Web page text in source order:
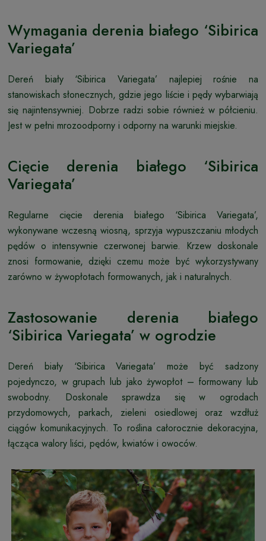
Wymagania derenia białego ‘Sibirica
Variegata’
Dereń biały ‘Sibirica Variegata’ najlepiej rośnie na
stanowiskach słonecznych, gdzie jego liście i pędy wybarwiają
się najintensywniej. Dobrze radzi sobie również w półcieniu.
Jest w pełni mrozoodporny i odporny na warunki miejskie.
Cięcie derenia białego ‘Sibirica
Variegata’
Regularne cięcie derenia białego ‘Sibirica Variegata’,
wykonywane wczesną wiosną, sprzyja wypuszczaniu młodych
pędów o intensywnie czerwonej barwie. Krzew doskonale
znosi formowanie, dzięki czemu może być wykorzystywany
zarówno w żywopłotach formowanych, jak i naturalnych.
Zastosowanie derenia białego
‘Sibirica Variegata’ w ogrodzie
Dereń biały ‘Sibirica Variegata’ może być sadzony
pojedynczo, w grupach lub jako żywopłot – formowany lub
swobodny. Doskonale sprawdza się w ogrodach
przydomowych, parkach, zieleni osiedlowej oraz wzdłuż
ciągów komunikacyjnych. To roślina całorocznie dekoracyjna,
łącząca walory liści, pędów, kwiatów i owoców.